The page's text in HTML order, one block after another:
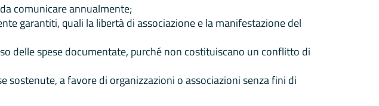
comunicare annualmente;
garantiti, quali la libertà di associazione e la manifestazione del
delle spese documentate, purché non costituiscano un conflitto di
a favore di organizzazioni o associazioni senza fini di